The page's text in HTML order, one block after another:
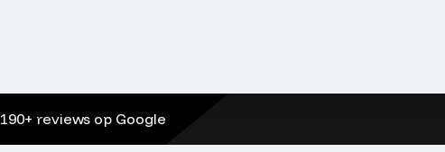
190+ reviews op Google